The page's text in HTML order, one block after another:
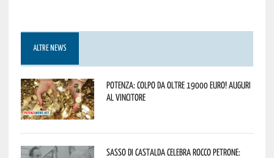
ALTRE NEWS
Potenza: colpo da oltre 19000 Euro! Auguri
al vincitore
Sasso di Castalda celebra Rocco Petrone: